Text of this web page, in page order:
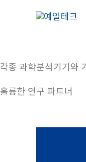
건
뛰
각종 과학분석기기와
훌륭한 연구 파트너